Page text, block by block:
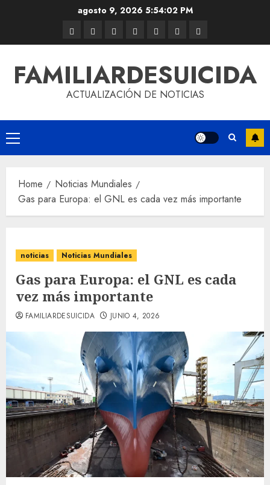
agosto 9, 2026 5:54:03 PM
FAMILIARDESUICIDA
ACTUALIZACIÓN DE NOTICIAS
Home
Noticias Mundiales
Gas para Europa: el GNL es cada vez más importante
noticias Noticias Mundiales
Gas para Europa: el GNL es cada
vez más importante
FAMILIARDESUICIDA JUNIO 4, 2026